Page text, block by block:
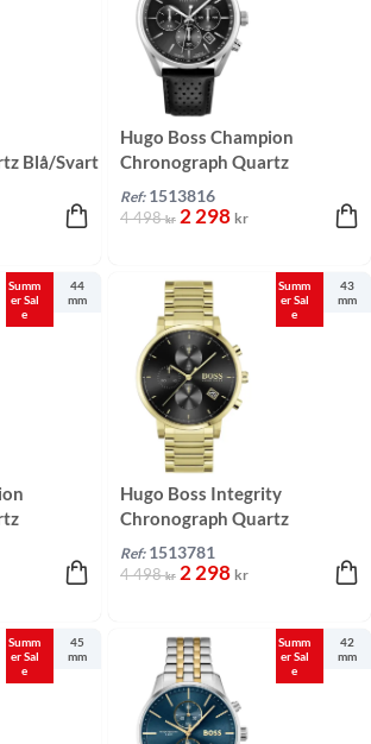
Blå/Svart
Hugo Boss Champion
Chronograph Quartz
Svart/Läder 44 mm
Ref: 1513816
4 498kr 2 298 kr
Summ
er Sal
e
44
mm
Summ
er Sal
e
43
mm
Hugo Boss Integrity
Chronograph Quartz
Svart/Guld 43 mm
Ref: 1513781
4 498kr 2 298 kr
Summ
er Sal
e
45
mm
Summ
er Sal
e
42
mm